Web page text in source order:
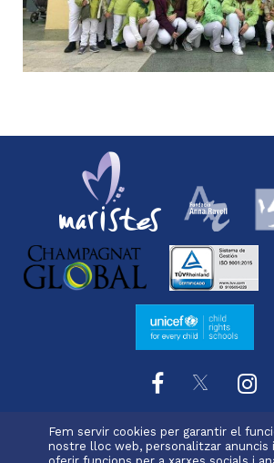
Fem servir cookies per garantir el
nostre lloc web, personalitzar anuncis
L'escola Projecte educatiu